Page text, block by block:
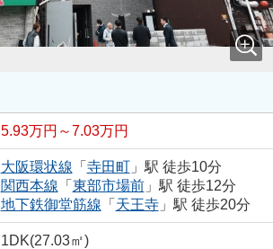
5.93万円～7.03万円
大阪環状線 「 寺田町」駅 徒歩10分
関西本線 「 東部市場前」駅 徒歩12分
地下鉄御堂筋線 「 天王寺」駅 徒歩20分
1DK(27.03㎡)